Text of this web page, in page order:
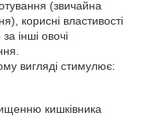
(звичайна
корисні властивості
інші овочі
вигляді стимулює:
кишківника